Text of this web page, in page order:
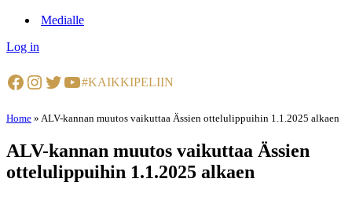
Medialle
Log in
Facebook
Instagram
Twitter
YouTube
#KAIKKIPELIIN
Home » ALV-kannan muutos vaikuttaa Ässien ottelulippuihin 1.1.2025 alkaen
ALV-kannan muutos vaikuttaa Ässien
ottelulippuihin 1.1.2025 alkaen